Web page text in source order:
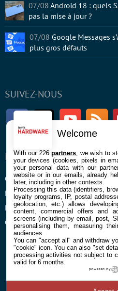
SUIVEZ-NOUS
FacebookTwitter Youtube
ENTREPRISE
Confidentialité et Cookies
Mentions légales et CGU
Préférences Cookies
Qui sommes nous
À
07/08 Android 18 : quels
pas la mise à jour ?
07/08 Google Messages
plus gros défauts
Welcome
With our 226partners , we wish to
your devices (cookies, pixels in
your personal data with our
website or in our emails, already
later, including in other contexts.
Processing this data (identifiers,
loyalty programs, IP, postal
geolocation, etc.) allows
content, commercial offers and
screens (including by email, post,
personalising them, measuring
audiences.
You can "accept all" and withdraw
"cookie" icon. You can also "set
processing activities not subject to
valid for 6 months.
powered by